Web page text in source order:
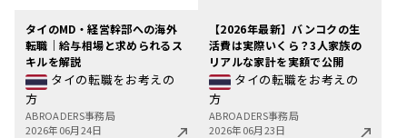
タイのMD・経営幹部への海外
転職｜給与相場と求められるス
キルを解説
タイの転職をお考えの
方
ABROADERS事務局
2026年06月24日
【2026年最新】バンコクの生
活費は実際いくら？3人家族の
リアルな家計を実額で公開
タイの転職をお考えの
方
ABROADERS事務局
2026年06月23日